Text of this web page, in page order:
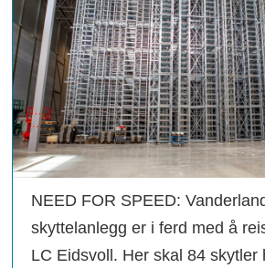
NEED FOR SPEED:
skyttelanlegg er i ferd med å
LC Eidsvoll. Her skal 84 skytler